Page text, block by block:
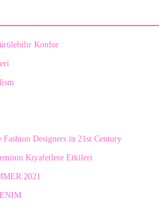
Konfor
Designers in 21st Century
Kıyafetlere Etkileri
2021